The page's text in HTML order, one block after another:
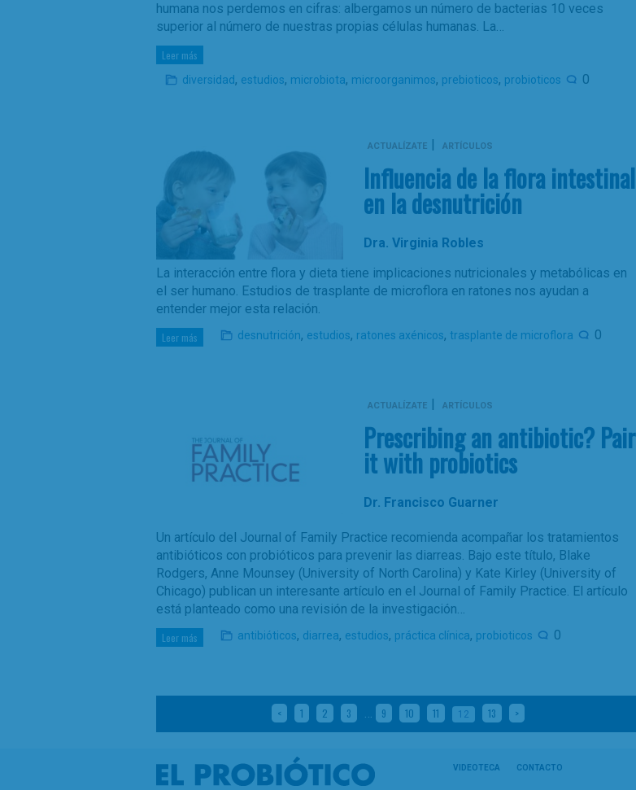
humana nos perdemos en cifras: albergamos un número de bacterias 10 veces
superior al número de nuestras propias células humanas. La…
Leer más
diversidad, estudios, microbiota, microorganimos, prebioticos, probioticos 0
ACTUALÍZATE | ARTÍCULOS
Influencia de la flora intestinal
en la desnutrición
Dra. Virginia Robles
La interacción entre flora y dieta tiene implicaciones nutricionales y metabólicas en
el ser humano. Estudios de trasplante de microflora en ratones nos ayudan a
entender mejor esta relación.
Leer más desnutrición, estudios, ratones axénicos, trasplante de microflora 0
ACTUALÍZATE | ARTÍCULOS
Prescribing an antibiotic? Pair
it with probiotics
Dr. Francisco Guarner
Un artículo del Journal of Family Practice recomienda acompañar los tratamientos
antibióticos con probióticos para prevenir las diarreas. Bajo este título, Blake
Rodgers, Anne Mounsey (University of North Carolina) y Kate Kirley (University of
Chicago) publican un interesante artículo en el Journal of Family Practice. El artículo
está planteado como una revisión de la investigación…
Leer más antibióticos, diarrea, estudios, práctica clínica, probioticos 0
< 1 2 3 … 9 10 11 12 13 >
VIDEOTECA CONTACTO